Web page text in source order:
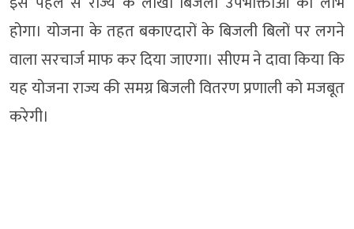
होगा। योजना के तहत बकाएदारों के बिजली बिलों पर लगने
वाला सरचार्ज माफ कर दिया जाएगा। सीएम ने दावा किया कि
यह योजना राज्य की समग्र बिजली वितरण प्रणाली को मजबूत
करेगी।